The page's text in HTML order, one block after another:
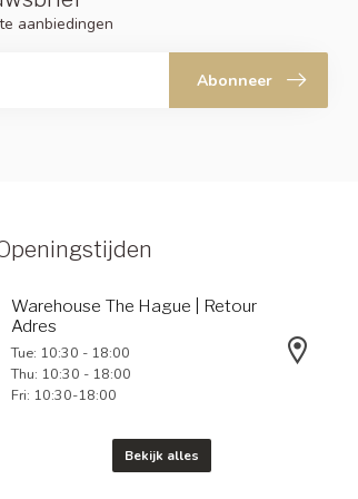
aanbiedingen
Abonneer
Warehouse The Hague | Retour
Adres
Tue: 10:30 - 18:00
Thu: 10:30 - 18:00
Fri: 10:30-18:00
Bekijk alles